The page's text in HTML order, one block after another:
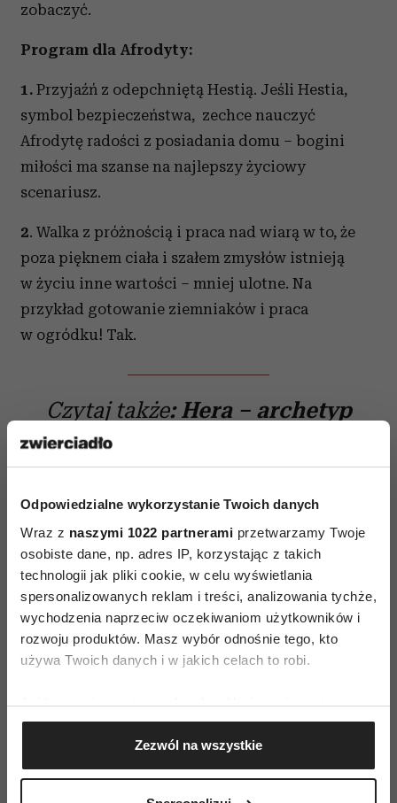
Odpowiedzialne wykorzystanie Twoich danych
Wraz z naszymi 1022 partnerami przetwarzamy Twoje
osobiste dane, np. adres IP, korzystając z takich
technologii jak pliki cookie, w celu wyświetlania
spersonalizowanych reklam i treści, analizowania tychże,
wychodzenia naprzeciw oczekiwaniom użytkowników i
rozwoju produktów. Masz wybór odnośnie tego, kto
używa Twoich danych i w jakich celach to robi.
Jeśli wyrazisz na to zgodę, chcielibyśmy również:
Gromadzić dane dotyczące Twojej lokalizacji
geograficznej z dokładnością nawet do kilku metrów
Identyfikować Twoje urządzenie, aktywnie
Zezwól na wszystkie
zobaczyć.
Program dla Afrodyty:
1. Przyjaźń z odepchniętą Hestią. Jeśli Hestia,
symbol bezpieczeństwa, zechce nauczyć
Afrodytę radości z posiadania domu – bogini
miłości ma szanse na najlepszy życiowy
scenariusz.
2. Walka z próżnością i praca nad wiarą w to, że
poza pięknem ciała i szałem zmysłów istnieją
w życiu inne wartości – mniej ulotne. Na
przykład gotowanie ziemniaków i praca
w ogródku! Tak.
Czytaj także:Hera – archetyp